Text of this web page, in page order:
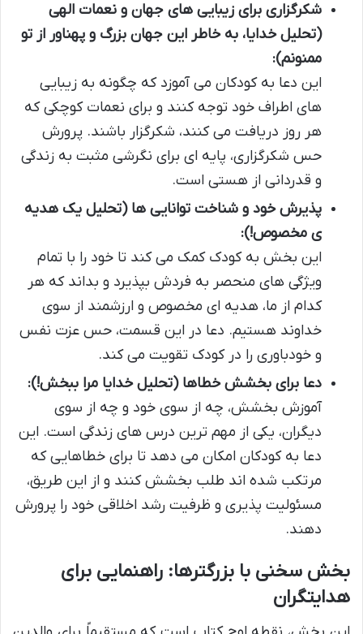
شکرگزاری برای زیبایی های جهان و نعمات الهی
(تحلیل خدایا، به خاطر این جهان بزرگ و پهناور از تو
ممنونم):
این دعا به کودکان می آموزد که چگونه به زیبایی
های اطراف خود توجه کنند و برای نعمات کوچکی که
هر روز دریافت می کنند، شکرگزار باشند. پرورش
حس شکرگزاری، پایه ای برای نگرشی مثبت به زندگی
و قدردانی از هستی است.
پذیرش خود و شناخت توانایی ها (تحلیل یک هدیه
ی مخصوص!):
این بخش به کودک کمک می کند تا خود را با تمام
ویژگی های منحصر به فردش بپذیرد و بداند که هر
کدام از ما، هدیه ای مخصوص و ارزشمند از سوی
خداوند هستیم. دعا در این قسمت، حس عزت نفس
و خودباوری را در کودک تقویت می کند.
دعا برای بخشش خطاها (تحلیل خدایا مرا ببخش!):
آموزش بخشش، چه از سوی خود و چه از سوی
دیگران، یکی از مهم ترین درس های زندگی است. این
دعا به کودکان امکان می دهد تا برای خطاهایی که
مرتکب شده اند طلب بخشش کنند و از این طریق،
مسئولیت پذیری و ظرفیت رشد اخلاقی خود را پرورش
دهند.
بخش سخنی با بزرگترها: راهنمایی برای
هدایتگران